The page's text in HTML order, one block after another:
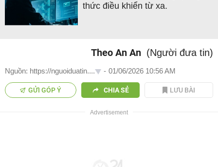
thức điều khiển từ xa.
Theo An An (Người đưa tin)
Nguồn: https://nguoiduatin.... - 01/06/2026 10:56 AM
GỬI GÓP Ý CHIA SẺ LƯU BÀI